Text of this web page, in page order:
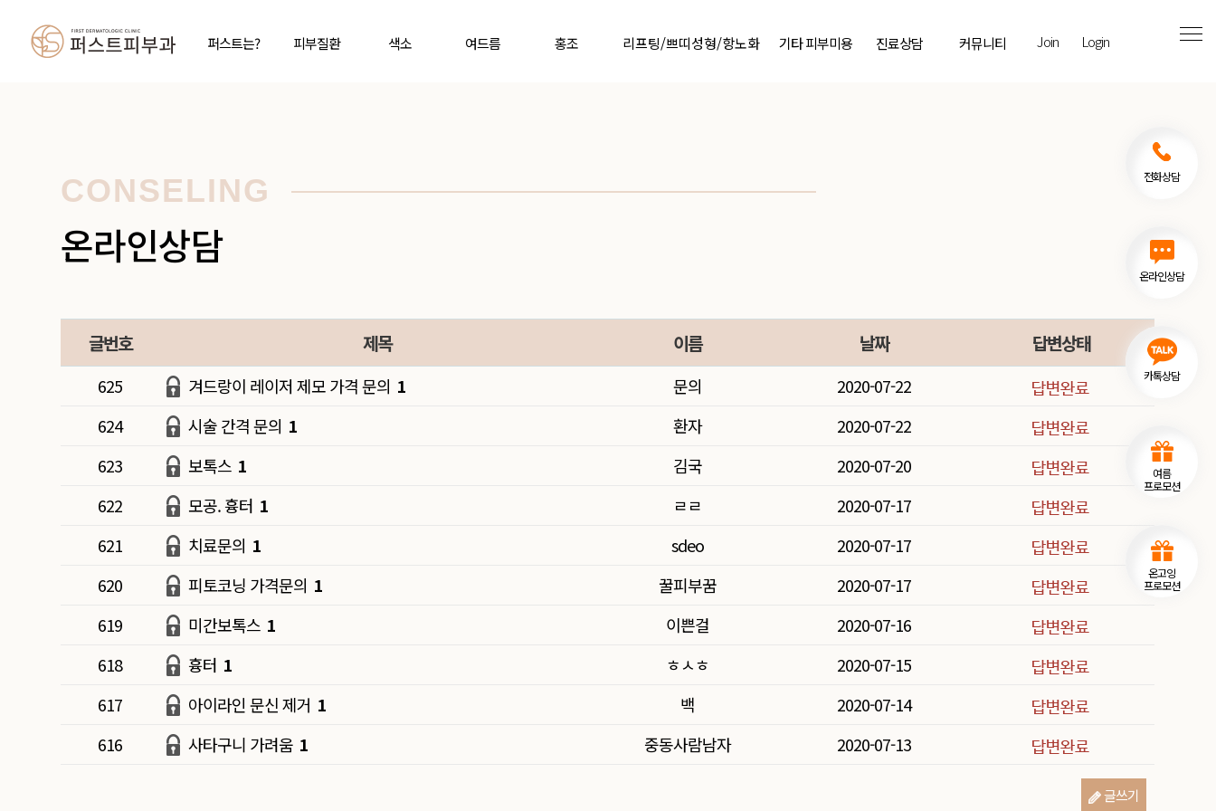
퍼스트는? 피부질환 색소 여드름 홍조 리프팅/쁘띠성형/항노화 기타 피부미용 진료상담 커뮤니티 Join Login
CONSELING
온라인상담
글번호 제목 이름 날짜 답변상태
625 겨드랑이 레이저 제모 가격 문의 1 문의
2020-07-22
624
시술 간격 문의 1 환자
2020-07-22
623
보톡스 1 김국
2020-07-20
622
모공. 흉터 1 ㄹㄹ
2020-07-17
621
치료문의 1 sdeo
2020-07-17
620
피토코닝 가격문의 1 꿀피부꿈
2020-07-17
619
미간보톡스 1 이쁜걸
2020-07-16
618
흉터 1 ㅎㅅㅎ
2020-07-15
617
아이라인 문신 제거 1 백
2020-07-14
616
사타구니 가려움 1 중동사람남자 2020-07-13
글쓰기
카톡상담
온라인상담
전화상담
여름
프로모션
온고잉
프로모션